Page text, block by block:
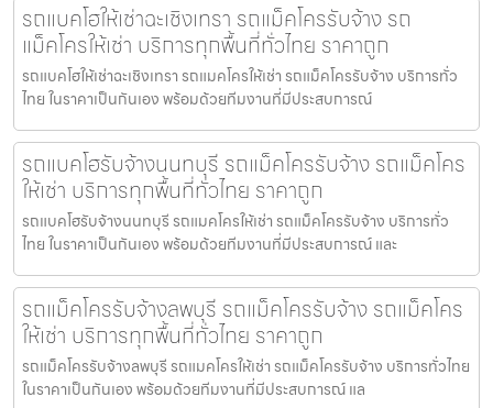
รถแบคโฮให้เช่าฉะเชิงเทรา รถแม็คโครรับจ้าง รถ
แม็คโครให้เช่า บริการทุกพื้นที่ทั่วไทย ราคาถูก
รถแบคโฮให้เช่าฉะเชิงเทรา รถแมคโครให้เช่า รถแม็คโครรับจ้าง บริการทั่ว
ไทย ในราคาเป็นกันเอง พร้อมด้วยทีมงานที่มีประสบการณ์
รถแบคโฮรับจ้างนนทบุรี รถแม็คโครรับจ้าง รถแม็คโคร
ให้เช่า บริการทุกพื้นที่ทั่วไทย ราคาถูก
รถแบคโฮรับจ้างนนทบุรี รถแมคโครให้เช่า รถแม็คโครรับจ้าง บริการทั่ว
ไทย ในราคาเป็นกันเอง พร้อมด้วยทีมงานที่มีประสบการณ์ และ
รถแม็คโครรับจ้างลพบุรี รถแม็คโครรับจ้าง รถแม็คโคร
ให้เช่า บริการทุกพื้นที่ทั่วไทย ราคาถูก
รถแม็คโครรับจ้างลพบุรี รถแมคโครให้เช่า รถแม็คโครรับจ้าง บริการทั่วไทย
ในราคาเป็นกันเอง พร้อมด้วยทีมงานที่มีประสบการณ์ แล